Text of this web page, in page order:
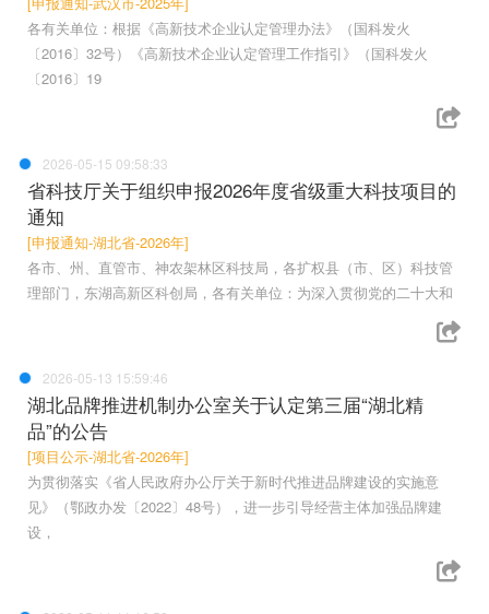
各有关单位：根据《高新技术企业认定管理办法》（国科发火
〔2016〕32号）《高新技术企业认定管理工作指引》（国科发火
〔2016〕19
2026-05-15 09:58:33
省科技厅关于组织申报2026年度省级重大科技项目的
通知
[申报通知-湖北省-2026年]
各市、州、直管市、神农架林区科技局，各扩权县（市、区）科技管
理部门，东湖高新区科创局，各有关单位：为深入贯彻党的二十大和
2026-05-13 15:59:46
湖北品牌推进机制办公室关于认定第三届“湖北精
品”的公告
[项目公示-湖北省-2026年]
为贯彻落实《省人民政府办公厅关于新时代推进品牌建设的实施意
见》（鄂政办发〔2022〕48号），进一步引导经营主体加强品牌建
设，